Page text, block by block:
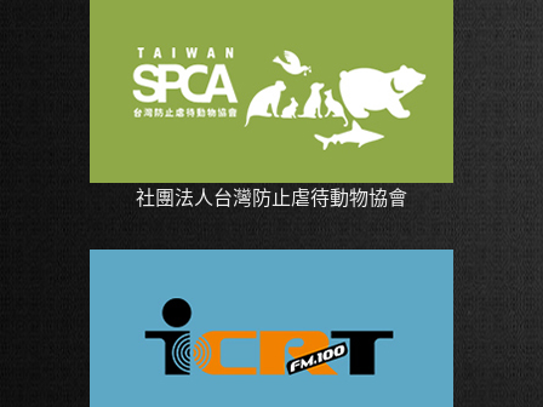
社團法人台灣防止虐待動物協會